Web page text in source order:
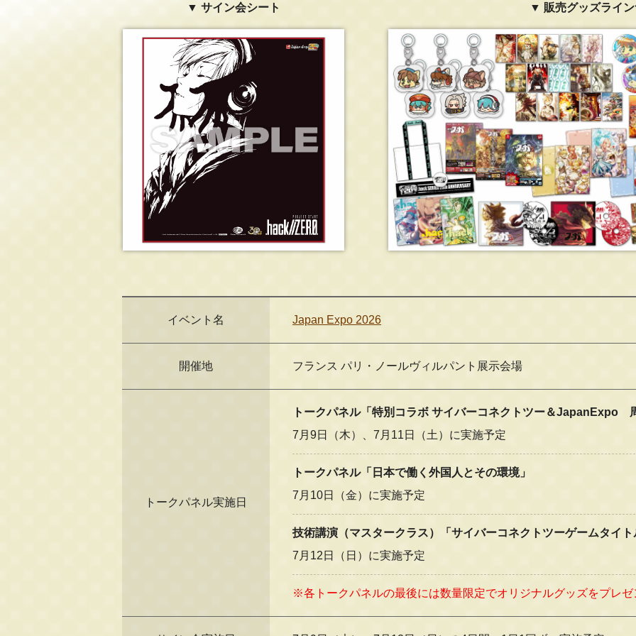
▼ サイン会シート ▼ 販売グッズライ
イベント名 Japan Expo 2026
開催地 フランス パリ・ノールヴィルパント展示会場
トークパネル実施日
トークパネル「特別コラボ サイバーコネクトツー＆JapanExpo
7月9日（木）、7月11日（土）に実施予定
トークパネル「日本で働く外国人とその環境」
7月10日（金）に実施予定
技術講演（マスタークラス）「サイバーコネクトツーゲームタイ
7月12日（日）に実施予定
※各トークパネルの最後には数量限定でオリジナルグッズをプレゼ